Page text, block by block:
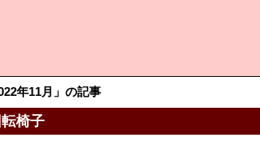
年11月」の記事
転椅子